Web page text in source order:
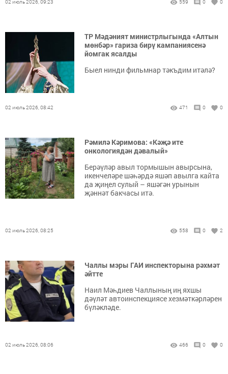
02 июль 2026, 09:23 559 0 0
ТР Мәдәният министрлыгында «Алтын
мөнбәр» гариза бирү кампаниясенә
йомгак ясалды
Быел нинди фильмнар тәкъдим итәлә?
02 июль 2026, 08:42 471 0 0
Рәмилә Кәримова: «Кәҗә ите
онкологиядән дәвалый»
Берәүләр авыл тормышын авырсына,
икенчеләре шәһәрдә яшәп авылга кайта
да җиңел сулый – яшәгән урынын
җәннәт бакчасы итә.
02 июль 2026, 08:25 558 0 2
Чаллы мэры ГАИ инспекторына рәхмәт
әйтте
Наил Мәһдиев Чаллының иң яхшы
дәүләт автоинспекциясе хезмәткәрләрен
бүләкләде.
02 июль 2026, 08:06 466 0 0